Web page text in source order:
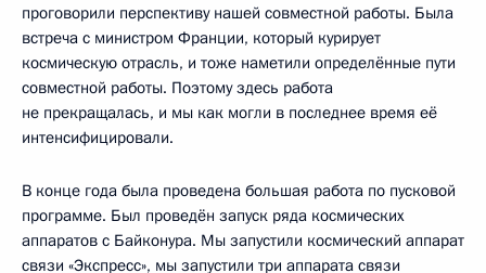
проговорили перспективу нашей совместной работы. Была
встреча с министром Франции, который курирует
космическую отрасль, и тоже наметили определённые пути
совместной работы. Поэтому здесь работа
не прекращалась, и мы как могли в последнее время её
интенсифицировали.
В конце года была проведена большая работа по пусковой
программе. Был проведён запуск ряда космических
аппаратов с Байконура. Мы запустили космический аппарат
связи «Экспресс», мы запустили три аппарата связи